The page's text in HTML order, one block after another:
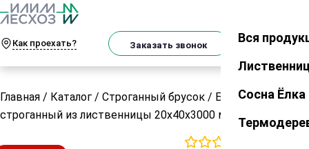
Как проехать? Заказать звонок Закрыть
Вся
Сосна Ёлка
Главная / Каталог / Строганный брусок / Брусок сухой
строганный из лиственницы 20х40х3000 мм сорт Экстра